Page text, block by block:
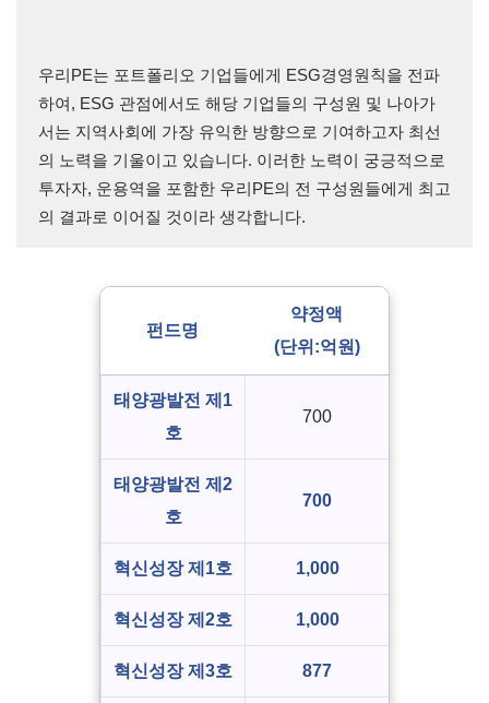
우리PE는 포트폴리오 기업들에게 ESG경영원칙을 전파
하여, ESG 관점에서도 해당 기업들의 구성원 및 나아가
서는 지역사회에 가장 유익한 방향으로 기여하고자 최선
의 노력을 기울이고 있습니다. 이러한 노력이 궁긍적으로
투자자, 운용역을 포함한 우리PE의 전 구성원들에게 최고
의 결과로 이어질 것이라 생각합니다.
펀드명
약정액
(단위:억원)
태양광발전 제1
호
700
태양광발전 제2
호
700
혁신성장 제1호 1,000
혁신성장 제2호 1,000
혁신성장 제3호 877